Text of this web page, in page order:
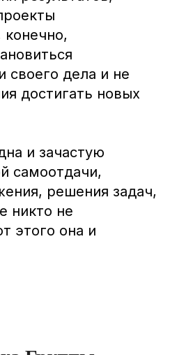
своего дела и не
достигать новых
и зачастую
самоотдачи,
решения задач,
никто не
этого она и